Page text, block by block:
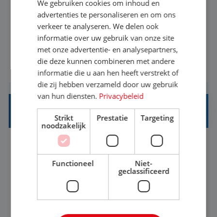
Met jouw ervaring in de reisbranche of
achtergrond in toerisme ben je klaar voor de
volgende stap. Vanaf je stoel reis je de hele
wereld over en speel je moeiteloos in op de
wensen van je team, je klant en wat er in de
reiswereld gebeurt. Met je enthousiasme weet je
klanten te overtuigen om die droomreis te
boeken! ...
BEKIJK VACATURE
REISADVISEUR ALLROUND
Aalsmeer, Noord-Holland, Nederland
33-36 uur
MBO
Een vakantie plannen is het leukste dat er is. Of
het nu voor jezelf is, of voor een ander: jij vindt
We gebruiken cookies om inhoud en
advertenties te personaliseren en om ons
verkeer te analyseren. We delen ook
informatie over uw gebruik van onze site
met onze advertentie- en analysepartners,
die deze kunnen combineren met andere
informatie die u aan hen heeft verstrekt of
die zij hebben verzameld door uw gebruik
van hun diensten. Privacybeleid
Strikt
noodzakelijk
Prestatie Targeting
Functioneel
Niet-
geclassificeerd